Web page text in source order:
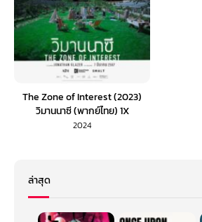
The Zone of Interest (2023)
วิมานนาซี (พากย์ไทย) 1X
2024
ล่าสุด